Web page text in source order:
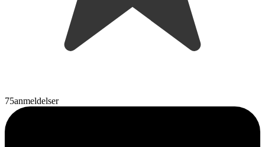
75anmeldelser